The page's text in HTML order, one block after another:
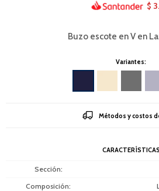
$
Buzo escote en V en
Variantes:
Métodos y costos
CARACTERÍSTICAS
Sección
Composición